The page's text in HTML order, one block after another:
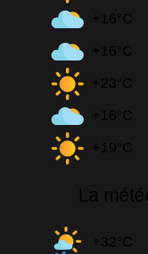
+16°C
+16°C
+23°C
+16°C
+19°C
La
+32°C